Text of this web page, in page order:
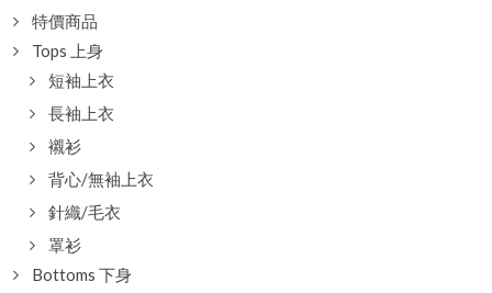
特價商品
Tops 上身
短袖上衣
長袖上衣
襯衫
背心/無袖上衣
針織/毛衣
罩衫
Bottoms 下身